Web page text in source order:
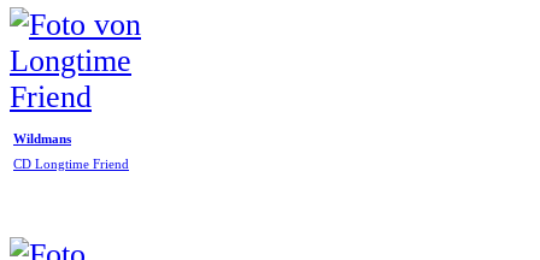
Wildmans
CD Longtime Friend